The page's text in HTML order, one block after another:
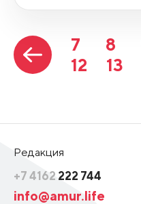
7 8
12
13
Редакция
+7 4162 222 744
info@amur.life